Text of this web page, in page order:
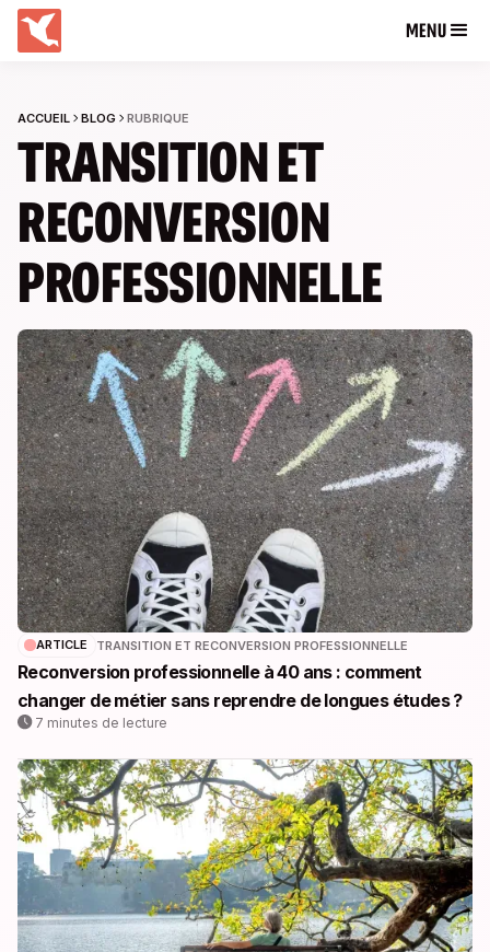
MENU
ACCUEIL BLOG RUBRIQUE
TRANSITION ET
RECONVERSION
PROFESSIONNELLE
ARTICLE TRANSITION ET RECONVERSION PROFESSIONNELLE
Reconversion professionnelle à 40 ans : comment
changer de métier sans reprendre de longues études ?
7 minutes de lecture